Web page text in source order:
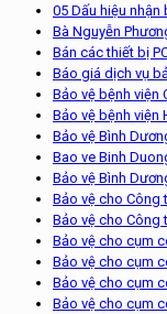
05 Dấu hiệu
Bà Nguyễn
Bán các thiết bị
Báo giá dịch vụ
Bảo vệ bệnh viện
Bảo vệ bệnh viện
Bảo vệ Bình
Bao ve Binh
Bảo vệ Bình
Bảo vệ cho Công
Bảo vệ cho Công
Bảo vệ cho cụm
Bảo vệ cho cụm
Bảo vệ cho cụm
Bảo vệ cho cụm